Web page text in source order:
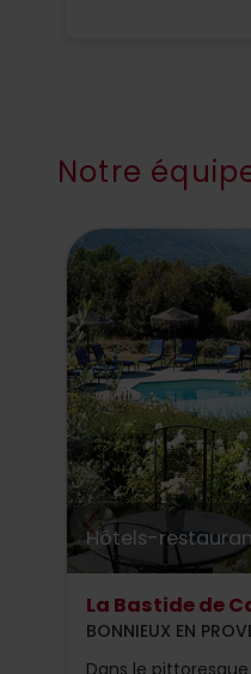
Notre
Hôtels-
La Bastide de
BONNIEUX EN
Dans le